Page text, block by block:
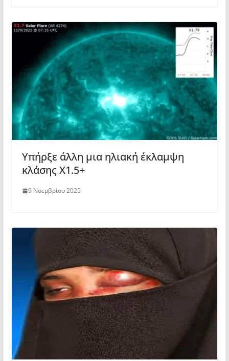
Υπήρξε άλλη μια ηλιακή έκλαμψη
κλάσης X1.5+
9 Νοεμβρίου 2025